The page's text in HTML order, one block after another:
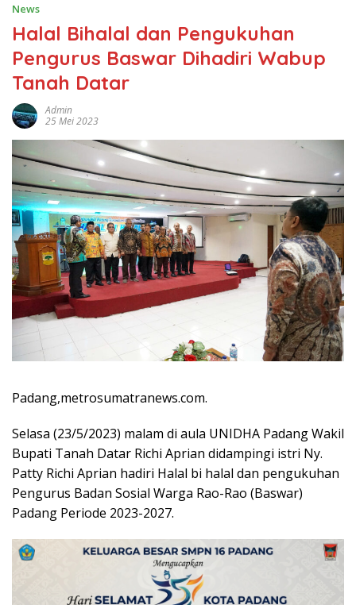
News
Halal Bihalal dan Pengukuhan
Pengurus Baswar Dihadiri Wabup
Tanah Datar
Admin
25 Mei 2023
Padang,metrosumatranews.com.
Selasa (23/5/2023) malam di aula UNIDHA Padang Wakil
Bupati Tanah Datar Richi Aprian didampingi istri Ny.
Patty Richi Aprian hadiri Halal bi halal dan pengukuhan
Pengurus Badan Sosial Warga Rao-Rao (Baswar)
Padang Periode 2023-2027.